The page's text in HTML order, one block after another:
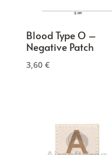
Blood Type O –
Negative Patch
3,60 €